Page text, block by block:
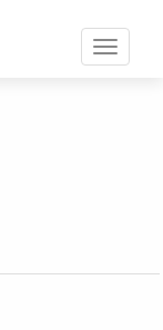
Toggle